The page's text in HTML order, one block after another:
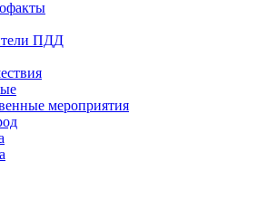
ПДД
мероприятия